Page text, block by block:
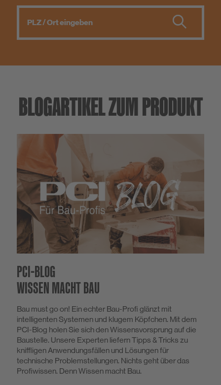
BLOGARTIKEL ZUM PRODUKT
PCI-BLOG
WISSEN MACHT BAU
Bau must go on! Ein echter Bau-Profi glänzt mit
intelligenten Systemen und klugem Köpfchen. Mit dem
PCI-Blog holen Sie sich den Wissensvorsprung auf die
Baustelle. Unsere Experten liefern Tipps & Tricks zu
kniffligen Anwendungsfällen und Lösungen für
technische Problemstellungen. Nichts geht über das
Profiwissen. Denn Wissen macht Bau.